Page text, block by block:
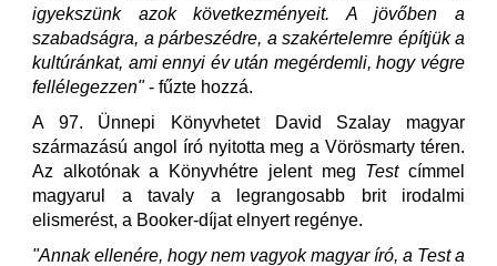
igyekszünk azok következményeit. A jövőben a
szabadságra, a párbeszédre, a szakértelemre építjük a
kultúránkat, ami ennyi év után megérdemli, hogy végre
fellélegezzen"- fűzte hozzá.
A 97. Ünnepi Könyvhetet David Szalay magyar
származású angol író nyitotta meg a Vörösmarty téren.
Az alkotónak a Könyvhétre jelent meg Testcímmel
magyarul a tavaly a legrangosabb brit irodalmi
elismerést, a Booker-díjat elnyert regénye.
"Annak ellenére, hogy nem vagyok magyar író, a Test a